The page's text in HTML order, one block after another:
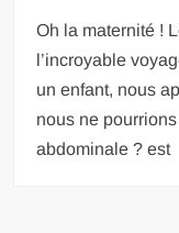
Oh la maternité !
l’incroyable
un enfant, nous
nous ne
abdominale ? est